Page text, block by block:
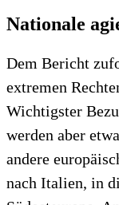
Nationale
Dem Bericht
extremen
Wichtigster
werden aber
andere
nach Italien, in